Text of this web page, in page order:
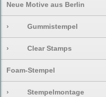
Neue Motive aus Berlin
› Gummistempel
› Clear Stamps
Foam-Stempel
› Stempelmontage